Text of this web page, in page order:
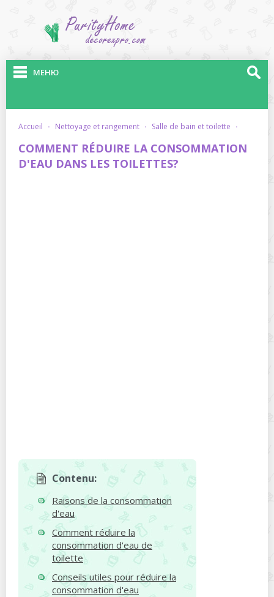
МЕНЮ
accueil · nettoyage et rangement · salle de bain et toilette ·
COMMENT RÉDUIRE LA CONSOMMATION
D'EAU DANS LES TOILETTES?
Contenu:
Raisons de la consommation
d'eau
Comment réduire la
consommation d'eau de
toilette
Conseils utiles pour réduire la
consommation d'eau